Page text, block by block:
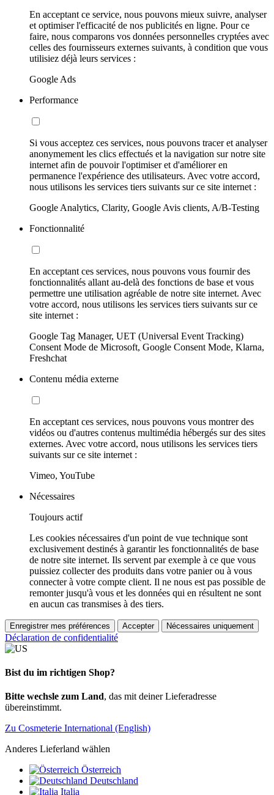
En acceptant ce service, nous pouvons mieux suivre, analyser
et optimiser l'efficacité de nos publicités en ligne. Pour ce
faire, nous comparons vos données personnelles cryptées avec
celles des fournisseurs externes suivants, à condition que vous
utilisiez déjà leurs services :
Google Ads
Performance
Si vous acceptez ces services, nous pouvons tracer et analyser
anonymement les clics effectués et la navigation sur notre site
internet afin de pouvoir l'optimiser et d'améliorer en
permanence l'expérience des utilisateurs. Avec votre accord,
nous utilisons les services tiers suivants sur ce site internet :
Google Analytics, Clarity, Google Avis clients, A/B-Testing
Fonctionnalité
En acceptant ces services, nous pouvons vous fournir des
fonctionnalités allant au-delà des fonctions de base et vous
permettre une utilisation agréable de notre site internet. Avec
votre accord, nous utilisons les services tiers suivants sur ce
site internet :
Google Tag Manager, UET (Universal Event Tracking)
Consent Mode de Microsoft, Google Consent Mode, Klarna,
Freshchat
Contenu média externe
En acceptant ces services, nous pouvons vous montrer des
vidéos ou d'autres contenus multimédia hébergés sur des sites
externes. Avec votre accord, nous utilisons les services tiers
suivants sur ce site internet :
Vimeo, YouTube
Nécessaires
Toujours actif
Les cookies nécessaires d'un point de vue technique sont
exclusivement destinés à garantir les fonctionnalités de base
de notre site internet. Ils servent par exemple à ce que vous
puissiez collecter des produits dans votre panier ou à vous
connecter à votre compte client. Il ne nous est pas possible de
remonter jusqu'à vous et les données qui en résultent ne sont
en aucun cas transmises à des tiers.
Enregistrer mes préférences Accepter Nécessaires uniquement
Déclaration de confidentialité
Bist du im richtigen Shop?
Bitte wechsle zum Land, das mit deiner Lieferadresse
übereinstimmt.
Zu Cosmeterie International (English)
Anderes Lieferland wählen
Österreich
Deutschland
Italia